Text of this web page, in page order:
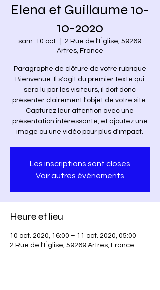
Elena et Guillaume 10-
10-2020
sam. 10 oct.
2 Rue de l'Église, 59269
Artres, France
Paragraphe de clôture de votre rubrique
Bienvenue. Il s'agit du premier texte qui
sera lu par les visiteurs, il doit donc
présenter clairement l'objet de votre site.
Capturez leur attention avec une
présentation intéressante, et ajoutez une
image ou une vidéo pour plus d'impact.
Les inscriptions sont closes
Voir autres événements
Heure et lieu
10 oct. 2020, 16:00 – 11 oct. 2020, 05:00
2 Rue de l'Église, 59269 Artres, France